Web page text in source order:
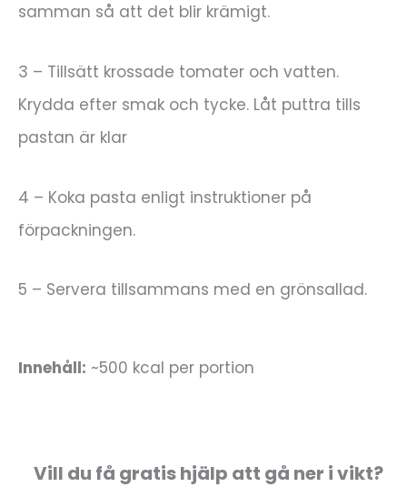
samman så att det blir krämigt.
3 – Tillsätt krossade tomater och vatten.
Krydda efter smak och tycke. Låt puttra tills
pastan är klar
4 – Koka pasta enligt instruktioner på
förpackningen.
5 – Servera tillsammans med en grönsallad.
Innehåll: ~500 kcal per portion
Vill du få gratis hjälp att gå ner i vikt?